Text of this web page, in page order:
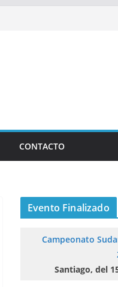
CONTACTO
Evento Finalizado
Campeonato
Santiago, del